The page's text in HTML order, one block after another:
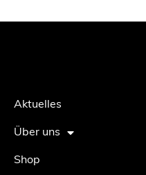
Aktuelles
Über uns
Shop